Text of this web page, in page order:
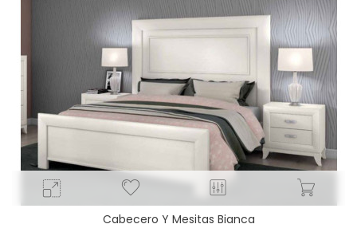
Cabecero Y Mesitas Bianca